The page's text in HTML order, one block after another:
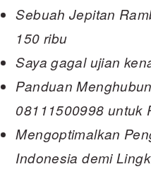
Sebuah Jepitan
150 ribu
Saya gagal ujian
Panduan
08111500998 untuk
Mengoptimalkan
Indonesia demi